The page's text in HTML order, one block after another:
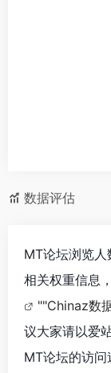
数据评估
MT论坛浏览
相关权重信息
""Chinaz数
议大家请以爱
MT论坛的访